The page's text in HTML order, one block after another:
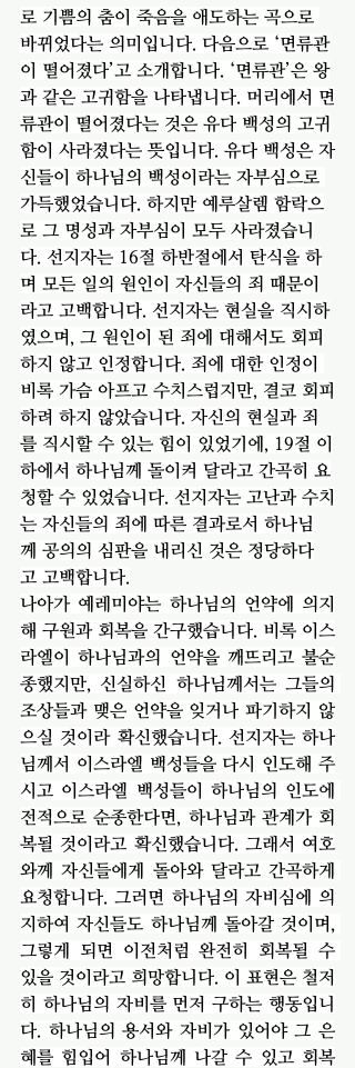
로 기쁨의 춤이 죽음을 애도하는 곡으로
바뀌었다는 의미입니다. 다음으로 ‘면류관
이 떨어졌다’고 소개합니다. ‘면류관’은 왕
과 같은 고귀함을 나타냅니다. 머리에서 면
류관이 떨어졌다는 것은 유다 백성의 고귀
함이 사라졌다는 뜻입니다. 유다 백성은 자
신들이 하나님의 백성이라는 자부심으로
가득했었습니다. 하지만 예루살렘 함락으
로 그 명성과 자부심이 모두 사라졌습니
다. 선지자는 16절 하반절에서 탄식을 하
며 모든 일의 원인이 자신들의 죄 때문이
라고 고백합니다. 선지자는 현실을 직시하
였으며, 그 원인이 된 죄에 대해서도 회피
하지 않고 인정합니다. 죄에 대한 인정이
비록 가슴 아프고 수치스럽지만, 결코 회피
하려 하지 않았습니다. 자신의 현실과 죄
를 직시할 수 있는 힘이 있었기에, 19절 이
하에서 하나님께 돌이켜 달라고 간곡히 요
청할 수 있었습니다. 선지자는 고난과 수치
는 자신들의 죄에 따른 결과로서 하나님
께 공의의 심판을 내리신 것은 정당하다
고 고백합니다.
나아가 예레미야는 하나님의 언약에 의지
해 구원과 회복을 간구했습니다. 비록 이스
라엘이 하나님과의 언약을 깨뜨리고 불순
종했지만, 신실하신 하나님께서는 그들의
조상들과 맺은 언약을 잊거나 파기하지 않
으실 것이라 확신했습니다. 선지자는 하나
님께서 이스라엘 백성들을 다시 인도해 주
시고 이스라엘 백성들이 하나님의 인도에
전적으로 순종한다면, 하나님과 관계가 회
복될 것이라고 확신했습니다. 그래서 여호
와께 자신들에게 돌아와 달라고 간곡하게
요청합니다. 그러면 하나님의 자비심에 의
지하여 자신들도 하나님께 돌아갈 것이며,
그렇게 되면 이전처럼 완전히 회복될 수
있을 것이라고 희망합니다. 이 표현은 철저
히 하나님의 자비를 먼저 구하는 행동입니
다. 하나님의 용서와 자비가 있어야 그 은
혜를 힘입어 하나님께 나갈 수 있고 회복